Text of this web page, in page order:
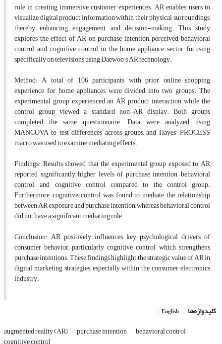
role in creating immersive customer experiences. AR enables users to
visualize digital product information within their physical surroundings,
thereby enhancing engagement and decision-making. This study
explores the effect of AR on purchase intention, perceived behavioral
control, and cognitive control in the home appliance sector, focusing
specifically on televisions using Daewoo’s AR technology.
Method: A total of 106 participants with prior online shopping
experience for home appliances were divided into two groups. The
experimental group experienced an AR product interaction, while the
control group viewed a standard non-AR display. Both groups
completed the same questionnaire. Data were analyzed using
MANCOVA to test differences across groups, and Hayes' PROCESS
macro was used to examine mediating effects.
Findings: Results showed that the experimental group exposed to AR
reported significantly higher levels of purchase intention, behavioral
control, and cognitive control compared to the control group.
Furthermore, cognitive control was found to mediate the relationship
between AR exposure and purchase intention, whereas behavioral control
did not have a significant mediating role.
Conclusion: AR positively influences key psychological drivers of
consumer behavior, particularly cognitive control, which strengthens
purchase intentions. These findings highlight the strategic value of AR in
digital marketing strategies, especially within the consumer electronics
industry.
کلیدواژه‌ها English
augmented reality (AR) purchase intention behavioral control